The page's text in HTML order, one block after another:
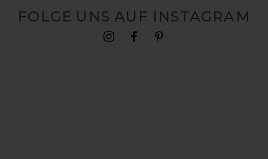
FOLGE UNS AUF INSTAGRAM